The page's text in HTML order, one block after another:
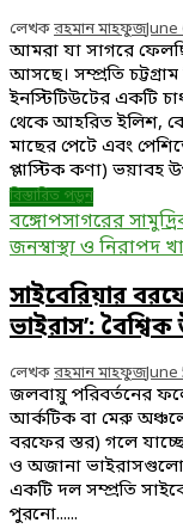
লেখকরহমান মাহফুজJune
আমরা যা সাগরে
আসছে। সম্প্রতি
ইনস্টিটিউটের একটি
থেকে আহরিত ইলিশ,
মাছের পেটে এবং
প্লাস্টিক কণা) ভয়াবহ
বিস্তারিত পড়ুন
বঙ্গোপসাগরের
জনস্বাস্থ্য ও নিরাপদ
সাইবেরিয়ার
ভাইরাস’:
লেখকরহমান মাহফুজJune
জলবায়ু পরিবর্তনের
আর্কটিক বা মেরু
বরফের স্তর) গলে
ও অজানা ভাইরাসগুলো
একটি দল সম্প্রতি
পুরনো......